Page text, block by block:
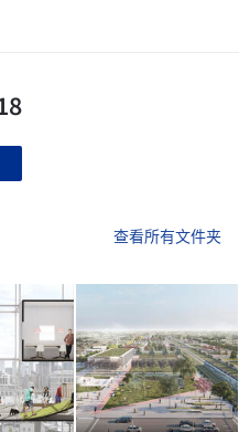
查看所有文件夹